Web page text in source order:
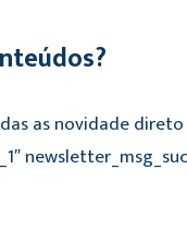
as novidade